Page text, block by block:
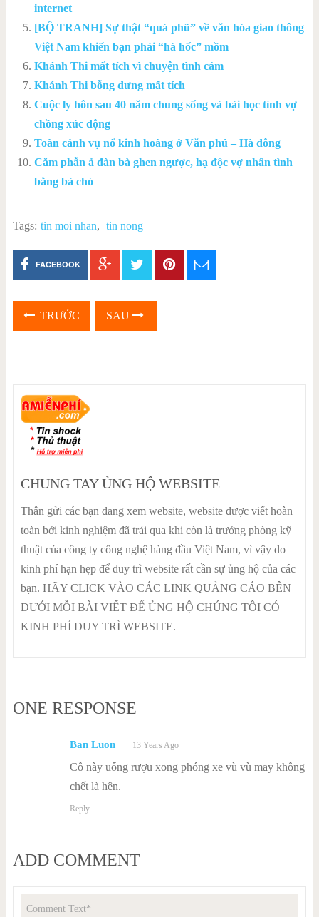
internet
[BỘ TRANH] Sự thật “quá phũ” về văn hóa giao thông
Việt Nam khiến bạn phải “há hốc” mồm
Khánh Thi mất tích vì chuyện tình cảm
Khánh Thi bỗng dưng mất tích
Cuộc ly hôn sau 40 năm chung sống và bài học tình vợ
chồng xúc động
Toàn cảnh vụ nổ kinh hoàng ở Văn phú – Hà đông
Căm phẫn ả đàn bà ghen ngược, hạ độc vợ nhân tình
bằng bả chó
Tags: tin moi nhan, tin nong
FACEBOOK
TRƯỚC SAU
CHUNG TAY ỦNG HỘ WEBSITE
Thân gửi các bạn đang xem website, website được viết hoàn
toàn bởi kinh nghiệm đã trải qua khi còn là trưởng phòng kỹ
thuật của công ty công nghệ hàng đầu Việt Nam, vì vậy do
kinh phí hạn hẹp để duy trì website rất cần sự ủng hộ của các
bạn. HÃY CLICK VÀO CÁC LINK QUẢNG CÁO BÊN
DƯỚI MỖI BÀI VIẾT ĐỂ ỦNG HỘ CHÚNG TÔI CÓ
KINH PHÍ DUY TRÌ WEBSITE.
ONE RESPONSE
Ban Luon 13 Years Ago
Cô này uống rượu xong phóng xe vù vù may không
chết là hên.
Reply
ADD COMMENT